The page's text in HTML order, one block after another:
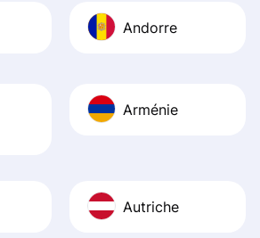
Andorre
Arménie
Autriche